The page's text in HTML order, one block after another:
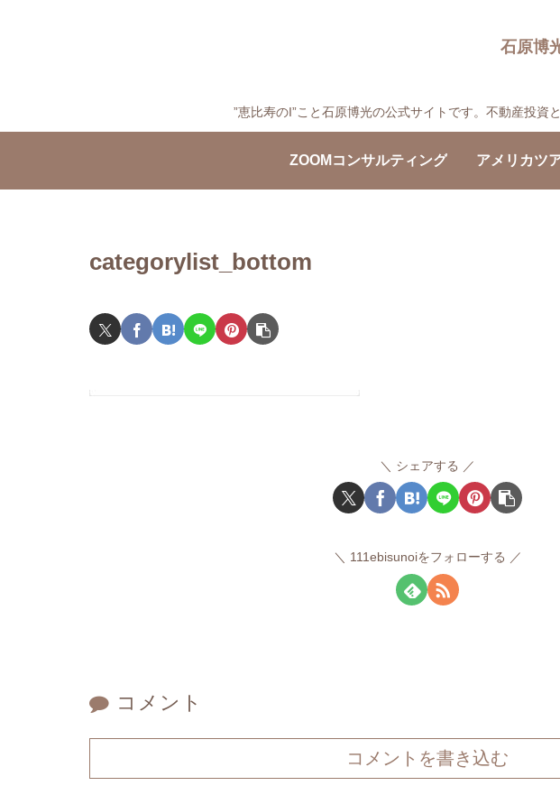
石原博
”恵比寿のI”こと石原博光の公式サイトです。不動産投資
ZOOMコンサルティング アメリカツ
categorylist_bottom
シェアする
111ebisunoiをフォローする
コメント
コメントを書き込む